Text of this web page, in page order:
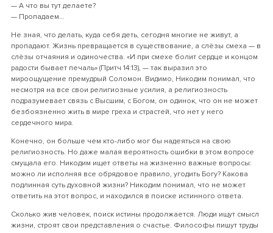
— А что вы тут делаете?
— Пропадаем…
Не зная, что делать, куда себя деть, сегодня многие не живут, а
пропадают. Жизнь превращается в существование, а слёзы смеха — в
слёзы отчаяния и одиночества. «И при смехе болит сердце и концом
радости бывает печаль» (Притч 14:13), — так выразил это
мироощущение премудрый Соломон. Видимо, Никодим понимал, что
несмотря на все свои религиозные усилия, а религиозность
подразумевает связь с Высшим, с Богом, он одинок, что он не может
безбоязненно жить в мире греха и страстей, что нет у него
сердечного мира.
Конечно, он больше чем кто-либо мог бы надеяться на свою
религиозность. Но даже малая вероятность ошибки в этом вопросе
смущала его. Никодим ищет ответы на жизненно важные вопросы:
можно ли исполняя все обрядовое правило, угодить Богу? Какова
подлинная суть духовной жизни? Никодим понимал, что не может
ответить на этот вопрос, и находился в поиске истинного ответа.
Сколько жив человек, поиск истины продолжается. Люди ищут смысл
жизни, строят свои представления о счастье. Философы пишут труды